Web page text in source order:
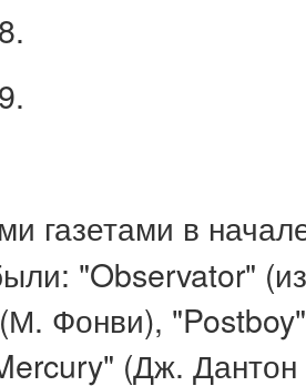
газетами в
"Observator"
Фонви),
(Дж.